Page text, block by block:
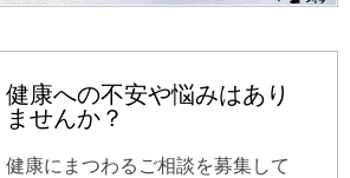
健康への不安や悩みはあり
ませんか？
健康にまつわるご相談を募集して